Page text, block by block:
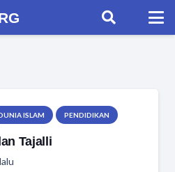
ISLAM PENDIDIKAN
Tajalli